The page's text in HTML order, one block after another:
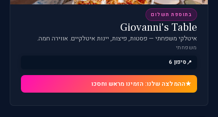
בתוספת תשלום
Giovanni's Table
איטלקי משפחתי — פסטות, פיצות, יינות איטלקיים. אווירה חמה.
משפחתי
סיפון 6
ההמלצה שלנו: הזמינו מראש וחסכו